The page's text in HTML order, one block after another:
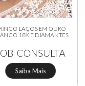
LAÇOS EM OURO
18K E DIAMANTES
CONSULTA
Saiba Mais